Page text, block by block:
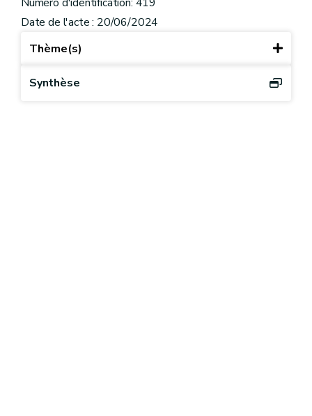
Date de l'acte : 20/06/2024
Thème(s)
Synthèse